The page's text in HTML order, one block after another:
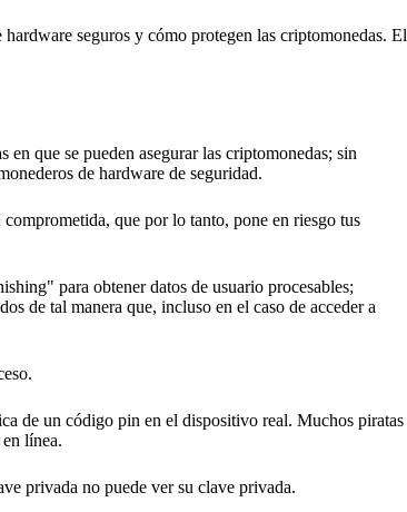
seguros y cómo protegen las criptomonedas. El
que se pueden asegurar las criptomonedas; sin
de hardware de seguridad.
que por lo tanto, pone en riesgo tus
para obtener datos de usuario procesables;
de tal manera que, incluso en el caso de acceder a
de un código pin en el dispositivo real. Muchos piratas
línea.
privada no puede ver su clave privada.